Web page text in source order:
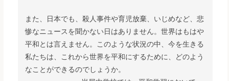
また、日本でも、殺人事件や育児放棄、いじめなど、悲
惨なニュースを聞かない日はありません。世界はもはや
平和とは言えません。このような状況の中、今を生きる
私たちは、これから世界を平和にするために、どのよう
なことができるのでしょうか。